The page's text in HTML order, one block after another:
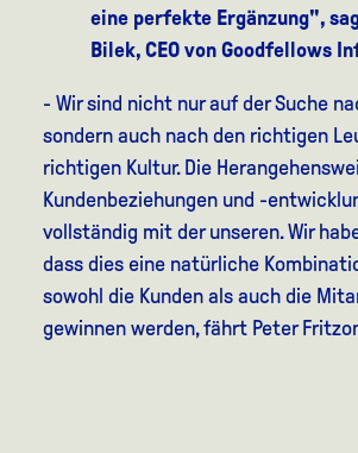
eine perfekte Ergänzung",
Bilek, CEO von Goodfellows
- Wir sind nicht nur auf der Suche
sondern auch nach den richtigen
richtigen Kultur. Die
Kundenbeziehungen und -
vollständig mit der unseren. Wir
dass dies eine natürliche
sowohl die Kunden als auch die
gewinnen werden,fährt Peter